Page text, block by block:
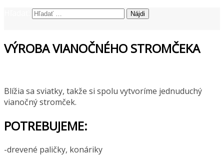
VÝROBA VIANOČNÉHO STROMČEKA
Blížia sa sviatky, takže si spolu vytvoríme jednuduchý
vianočný stromček.
POTREBUJEME:
-drevené paličky, konáriky